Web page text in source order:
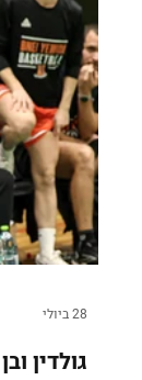
גולדין
28 ביולי